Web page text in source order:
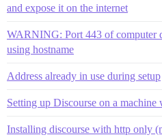
and expose it on the internet
WARNING: Port 443 of computer
using hostname
Address already in use during setup
Setting up Discourse on a
Installing discourse with http only